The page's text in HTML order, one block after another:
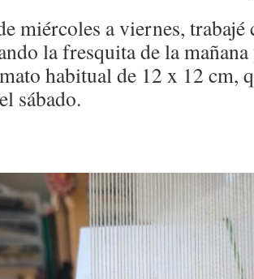
miércoles a viernes, trabajé
la fresquita de la
habitual de 12 x 12 cm,
sábado.